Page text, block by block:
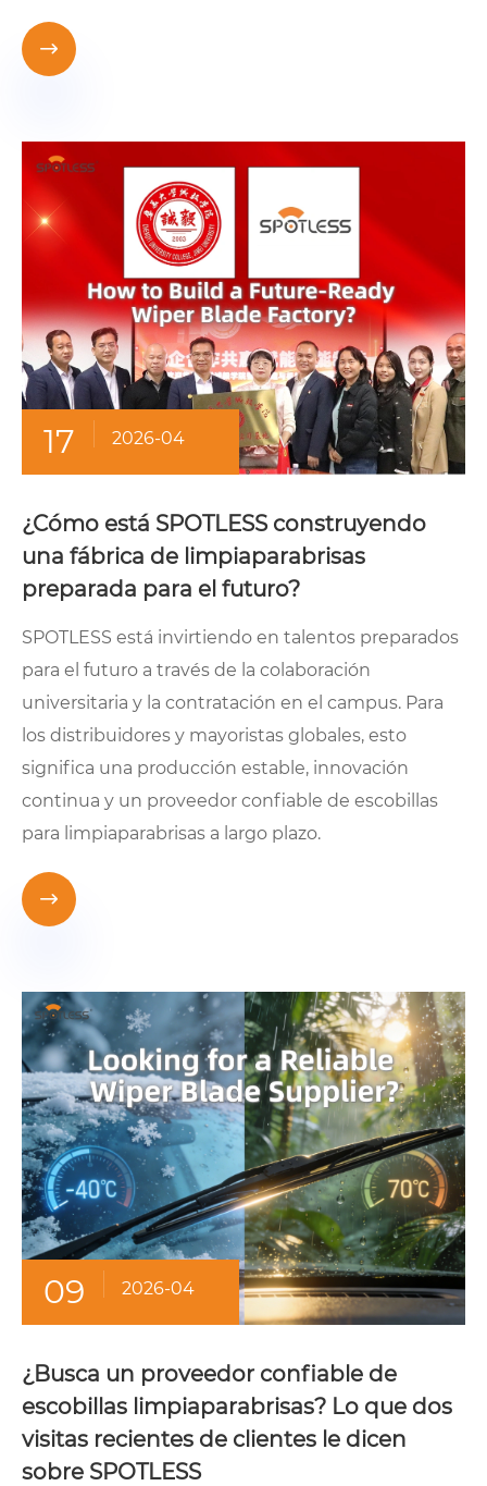

17 2026-04
¿Cómo está SPOTLESS construyendo
una fábrica de limpiaparabrisas
preparada para el futuro?
SPOTLESS está invirtiendo en talentos preparados
para el futuro a través de la colaboración
universitaria y la contratación en el campus. Para
los distribuidores y mayoristas globales, esto
significa una producción estable, innovación
continua y un proveedor confiable de escobillas
para limpiaparabrisas a largo plazo.

09 2026-04
¿Busca un proveedor confiable de
escobillas limpiaparabrisas? Lo que dos
visitas recientes de clientes le dicen
sobre SPOTLESS